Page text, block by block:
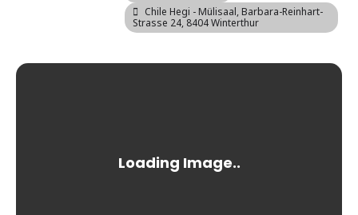
Chile Hegi - Mülisaal, Barbara-Reinhart-
Strasse 24, 8404 Winterthur